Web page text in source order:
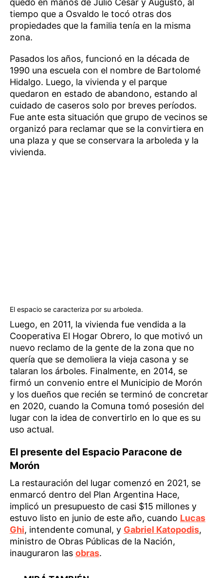
tiempo que a Osvaldo le tocó otras dos
propiedades que la familia tenía en la misma
zona.
Pasados los años, funcionó en la década de
1990 una escuela con el nombre de Bartolomé
Hidalgo. Luego, la vivienda y el parque
quedaron en estado de abandono, estando al
cuidado de caseros solo por breves períodos.
Fue ante esta situación que grupo de vecinos se
organizó para reclamar que se la convirtiera en
una plaza y que se conservara la arboleda y la
vivienda.
El espacio se caracteriza por su arboleda.
Luego, en 2011, la vivienda fue vendida a la
Cooperativa El Hogar Obrero, lo que motivó un
nuevo reclamo de la gente de la zona que no
quería que se demoliera la vieja casona y se
talaran los árboles. Finalmente, en 2014, se
firmó un convenio entre el Municipio de Morón
y los dueños que recién se terminó de concretar
en 2020, cuando la Comuna tomó posesión del
lugar con la idea de convertirlo en lo que es su
uso actual.
El presente del Espacio Paracone de
Morón
La restauración del lugar comenzó en 2021, se
enmarcó dentro del Plan Argentina Hace,
implicó un presupuesto de casi $15 millones y
estuvo listo en junio de este año, cuando Lucas
Ghi, intendente comunal, y Gabriel Katopodis,
ministro de Obras Públicas de la Nación,
inauguraron las obras.